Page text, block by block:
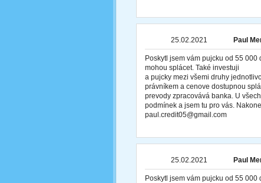
25.02.2021 Paul
Poskytl jsem vám pujcku od 55
mohou splácet. Také investuji
a pujcky mezi všemi druhy
právníkem a cenove dostupnou
prevody zpracovává banka. U
podmínek a jsem tu pro vás.
paul.credit05@gmail.com
25.02.2021 Paul
Poskytl jsem vám pujcku od 55